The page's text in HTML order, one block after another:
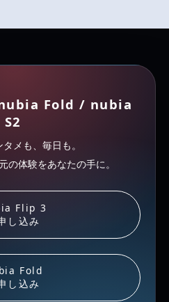
Fold / nubia
S2
メも、毎日も。
の体験をあなたの手に。
Flip 3
し込み
Fold
し込み